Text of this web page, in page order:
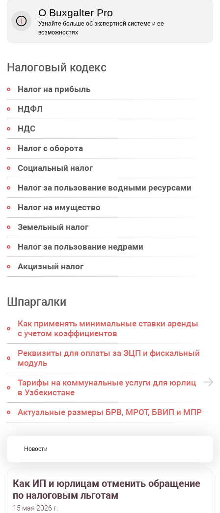
О Buxgalter Pro
Узнайте больше об экспертной системе и ее
возможностях
Налоговый кодекс
Налог на прибыль
НДФЛ
НДС
Налог с оборота
Социальный налог
Налог за пользование водными ресурсами
Налог на имущество
Земельный налог
Налог за пользование недрами
Акцизный налог
Шпаргалки
Как применять минимальные ставки аренды
с учетом коэффициентов
Реквизиты для оплаты за ЭЦП и фискальный
модуль
Тарифы на коммунальные услуги для юрлиц
в Узбекистане
Актуальные размеры БРВ, МРОТ, БВИП и МПР
Новости
Как ИП и юрлицам отменить обращение
по налоговым льготам
15 мая 2026 г.